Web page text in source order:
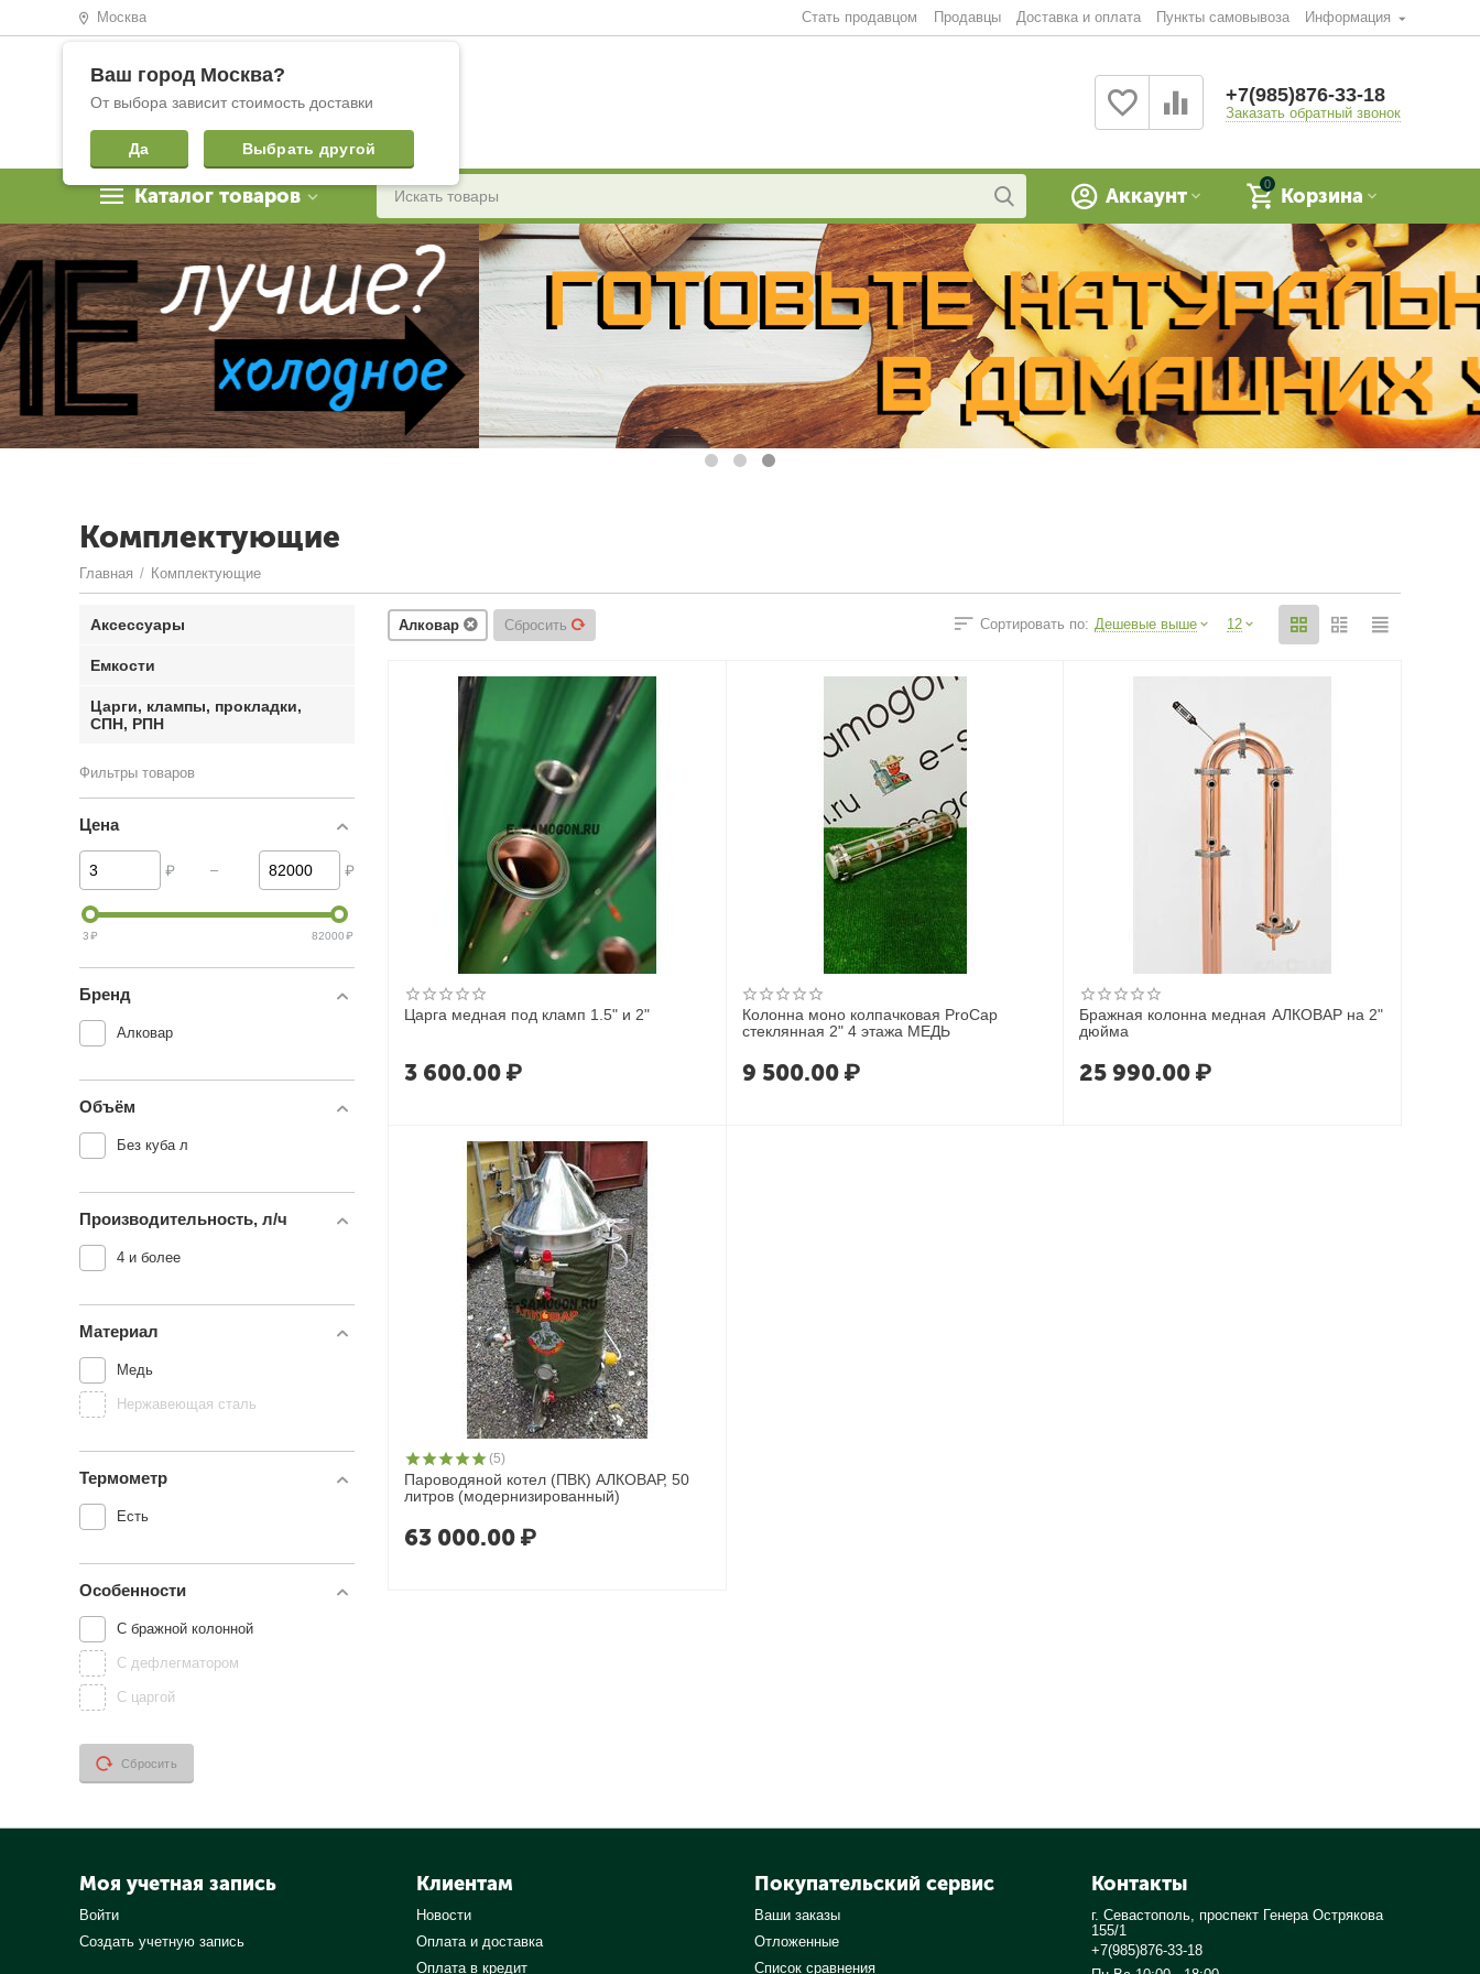
Москва
Ваш город Москва?
От выбора зависит стоимость доставки
Да Выбрать другой
Стать продавцом Продавцы Доставка и оплата Пункты самовывоза Информация
+7(985)876-33-18
Заказать обратный звонок
Каталог товаров
0
Корзина
Аккаунт
Комплектующие
Главная / Комплектующие
Алковар Сбросить Сортировать по: Дешевые выше 12
Царга медная под кламп 1.5" и 2"
3 600.00 ₽
Колонна моно колпачковая ProCap
стеклянная 2" 4 этажа МЕДЬ
9 500.00 ₽
Бражная колонна медная АЛКОВАР на 2"
дюйма
25 990.00 ₽
(5)
Пароводяной котел (ПВК) АЛКОВАР, 50
литров (модернизированный)
63 000.00 ₽
Аксессуары
Емкости
Царги, клампы, прокладки,
СПН, РПН
Фильтры товаров
Цена
₽ – ₽
3₽ 82000₽
Бренд
Алковар
Объём
Без куба л
Производительность, л/ч
4 и более
Материал
Медь
Нержавеющая сталь
Термометр
Есть
Особенности
С бражной колонной
С дефлегматором
С царгой
Сбросить
Моя учетная запись
Войти
Создать учетную запись
Клиентам
Новости
Оплата и доставка
Оплата в кредит
Покупательский сервис
Ваши заказы
Отложенные
Список сравнения
Контакты
г. Севастополь, проспект Генера Острякова
155/1
+7(985)876-33-18